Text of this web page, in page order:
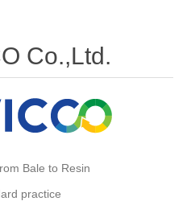
Co.,Ltd.
Bale to Resin
practice